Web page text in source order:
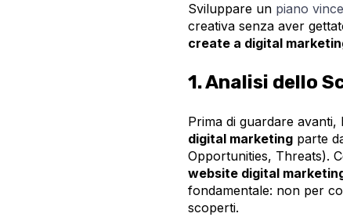
Sviluppare un piano
creativa senza aver
create a digital
1. Analisi dello
Prima di guardare
digital marketing parte
Opportunities, Threats).
website digital
fondamentale: non per
scoperti.